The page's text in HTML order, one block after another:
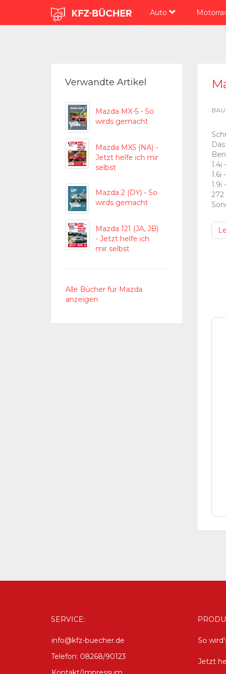
Auto
Verwandte Artikel
Mazda MX-5 - So
wirds gemacht
Mazda MX5 (NA) -
Jetzt helfe ich mir
selbst
Mazda 2 (DY) - So
wirds gemacht
Mazda 121 (JA, JB)
- Jetzt helfe ich
mir selbst
Alle Bücher für Mazda
anzeigen
1.4i
1.6i
1.9i
SERVICE:
info@kfz-buecher.de
Telefon: 08268/90123
So
Jetzt